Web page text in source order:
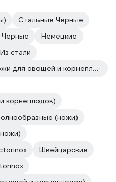
Стальные Черные
Черные
Немецкие
Из стали
Из нержавеющей стали (ножи для овощей и корнеплодов)
корнеплодов)
(ножи)
Швейцарские